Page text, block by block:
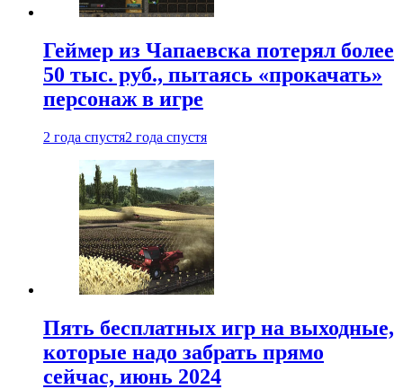
Геймер из Чапаевска потерял более
50 тыс. руб., пытаясь «прокачать»
персонаж в игре
2 года спустя2 года спустя
Пять бесплатных игр на выходные,
которые надо забрать прямо
сейчас, июнь 2024